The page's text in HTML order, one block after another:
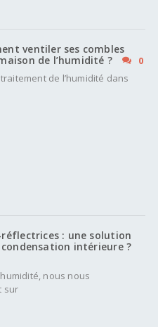
ventiler ses combles
de l’humidité ?
0
de l’humidité dans
: une solution
intérieure ?
nous nous
sur